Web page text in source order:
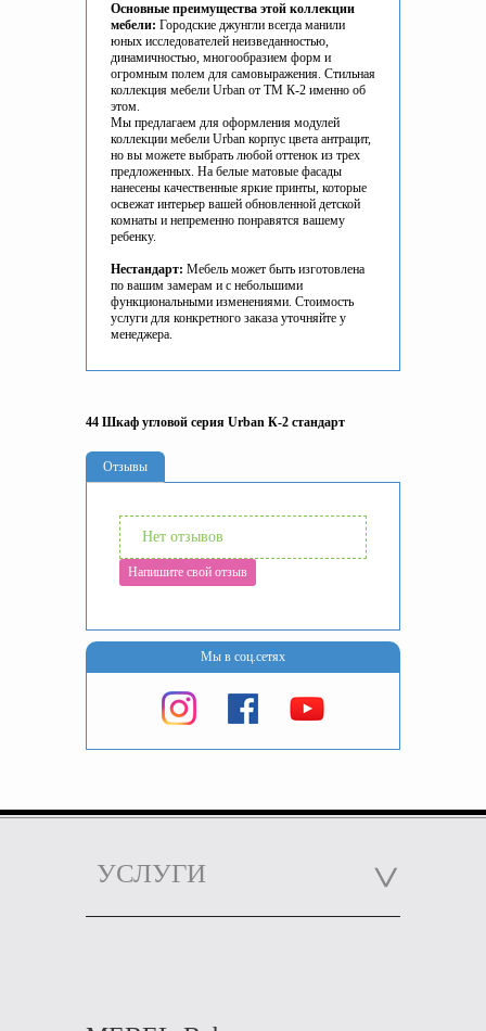
Основные преимущества этой коллекции
мебели: Городские джунгли всегда манили
юных исследователей неизведанностью,
динамичностью, многообразием форм и
огромным полем для самовыражения. Стильная
коллекция мебели Urban от ТМ К-2 именно об
этом.
Мы предлагаем для оформления модулей
коллекции мебели Urban корпус цвета антрацит,
но вы можете выбрать любой оттенок из трех
предложенных. На белые матовые фасады
нанесены качественные яркие принты, которые
освежат интерьер вашей обновленной детской
комнаты и непременно понравятся вашему
ребенку.
Нестандарт: Мебель может быть изготовлена
по вашим замерам и с небольшими
функциональными изменениями. Стоимость
услуги для конкретного заказа уточняйте у
менеджера.
44 Шкаф угловой серия Urban К-2 стандарт
Отзывы
Нет отзывов
Напишите свой отзыв
Мы в соц.сетях
УСЛУГИ